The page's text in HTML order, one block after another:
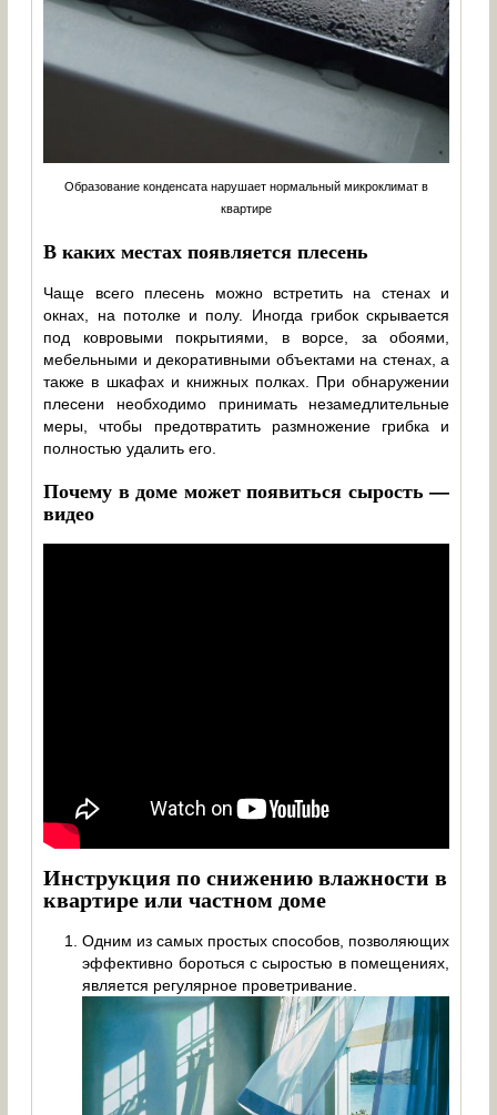
Образование конденсата нарушает нормальный микроклимат в
квартире
В каких местах появляется плесень
Чаще всего плесень можно встретить на стенах и
окнах, на потолке и полу. Иногда грибок скрывается
под ковровыми покрытиями, в ворсе, за обоями,
мебельными и декоративными объектами на стенах, а
также в шкафах и книжных полках. При обнаружении
плесени необходимо принимать незамедлительные
меры, чтобы предотвратить размножение грибка и
полностью удалить его.
Почему в доме может появиться сырость —
видео
Инструкция по снижению влажности в
квартире или частном доме
Одним из самых простых способов, позволяющих
эффективно бороться с сыростью в помещениях,
является регулярное проветривание.